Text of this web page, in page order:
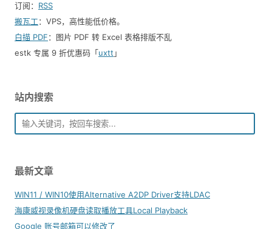
订阅： RSS
搬瓦工：VPS，高性能低价格。️
白描 PDF：图片 PDF 转 Excel 表格排版不乱
estk 专属 9 折优惠码「uxtt 」
站内搜索
最新文章
WIN11 / WIN10使用Alternative A2DP Driver支持LDAC
海康威视录像机硬盘读取播放工具Local Playback
Google 账号邮箱可以修改了